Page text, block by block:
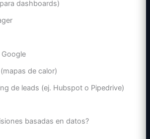
dashboards)
Google
de calor)
de leads (ej. Hubspot o Pipedrive)
basadas en datos?